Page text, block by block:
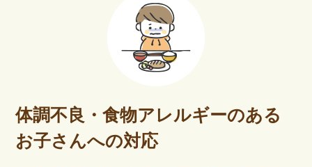
体調不良・食物アレルギーのある
お子さんへの対応